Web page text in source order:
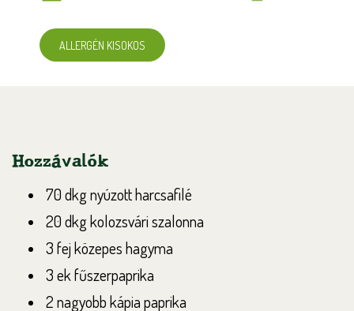
ALLERGÉN KISOKOS
Hozzávalók
70 dkg nyúzott harcsafilé
20 dkg kolozsvári szalonna
3 fej közepes hagyma
3 ek fűszerpaprika
2 nagyobb kápia paprika